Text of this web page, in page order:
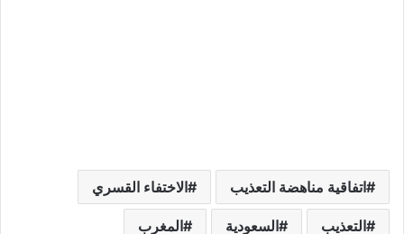
اتفاقية مناهضة التعذيب الاختفاء القسري
التعذيب السعودية المغرب